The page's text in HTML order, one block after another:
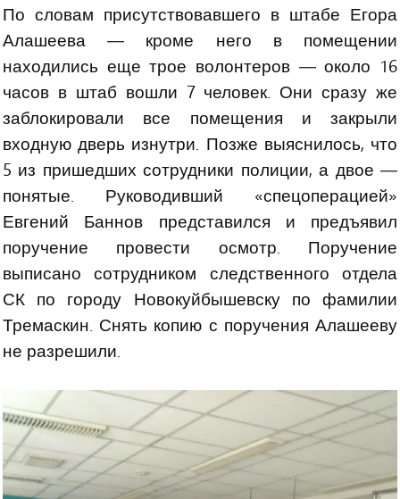
По словам присутствовавшего в штабе Егора
Алашеева — кроме него в помещении
находились еще трое волонтеров — около 16
часов в штаб вошли 7 человек. Они сразу же
заблокировали все помещения и закрыли
входную дверь изнутри. Позже выяснилось, что
5 из пришедших сотрудники полиции, а двое —
понятые. Руководивший «спецоперацией»
Евгений Баннов представился и предъявил
поручение провести осмотр. Поручение
выписано сотрудником следственного отдела
СК по городу Новокуйбышевску по фамилии
Тремаскин. Снять копию с поручения Алашееву
не разрешили.